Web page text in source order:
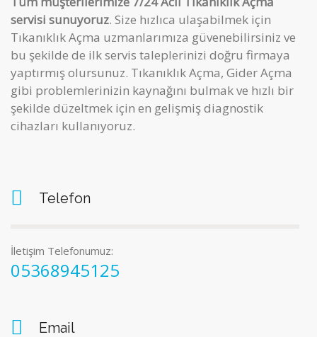
servisi sunuyoruz. Size hızlıca ulaşabilmek için
Tıkanıklık Açma uzmanlarımıza güvenebilirsiniz ve
bu şekilde de ilk servis taleplerinizi doğru firmaya
yaptırmış olursunuz. Tıkanıklık Açma, Gider Açma
gibi problemlerinizin kaynağını bulmak ve hızlı bir
şekilde düzeltmek için en gelişmiş diagnostik
cihazları kullanıyoruz.
Telefon
İletişim Telefonumuz:
05368945125
Email